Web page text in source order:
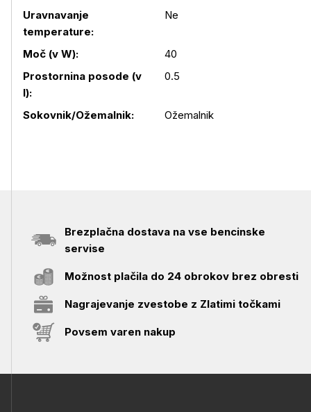
Podrobnosti izdelka
Uravnavanje
temperature:
Ne
Moč (v W):
40
Prostornina posode (v
l):
0.5
Sokovnik/Ožemalnik: Ožemalnik
Brezplačna dostava na vse bencinske
servise
Možnost plačila do 24 obrokov brez obresti
Nagrajevanje zvestobe z Zlatimi točkami
Povsem varen nakup